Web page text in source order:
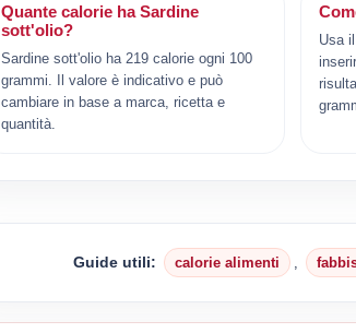
Quante calorie ha Sardine
sott'olio?
Sardine sott'olio ha 219 calorie ogni 100
grammi. Il valore è indicativo e può
cambiare in base a marca, ricetta e
quantità.
Usa
Guide utili: calorie alimenti